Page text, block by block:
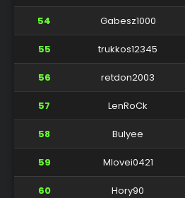
54 Gabesz1000
55 trukkos12345
56 retdon2003
57 LenRoCk
58 Bulyee
59 Mlovei0421
60 Hory90